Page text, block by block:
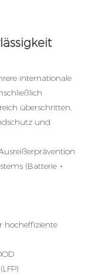
internationale
überschritten,
und
(Batterie +
hocheffiziente